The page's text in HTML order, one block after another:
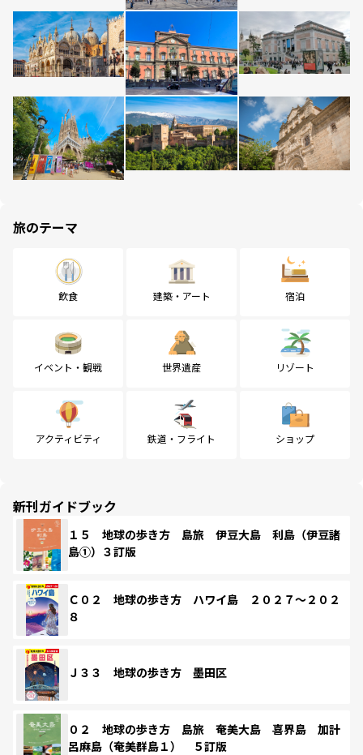
旅のテーマ
飲食 建築・アート 宿泊
イベント・観戦 世界遺産 リゾート
アクティビティ 鉄道・フライト ショップ
新刊ガイドブック
１５ 地球の歩き方 島旅 伊豆大島 利島（伊豆諸
島①）３訂版
Ｃ０２ 地球の歩き方 ハワイ島 ２０２７～２０２
８
Ｊ３３ 地球の歩き方 墨田区
０２ 地球の歩き方 島旅 奄美大島 喜界島 加計
呂麻島（奄美群島１） ５訂版